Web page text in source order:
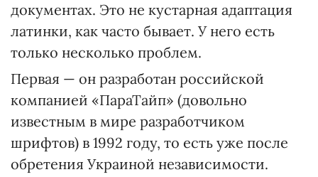
документах. Это не кустарная адаптация
латинки, как часто бывает. У него есть
только несколько проблем.
Первая — он разработан российской
компанией «ПараТайп» (довольно
известным в мире разработчиком
шрифтов) в 1992 году, то есть уже после
обретения Украиной независимости.